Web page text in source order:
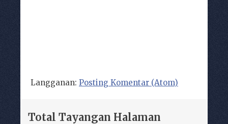
Langganan: Posting Komentar (Atom)
Total Tayangan Halaman